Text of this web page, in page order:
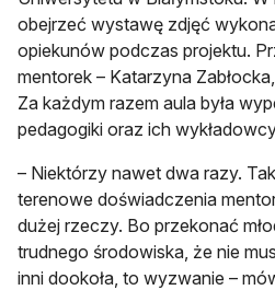
obejrzeć wystawę zdjęć
opiekunów podczas projektu.
mentorek – Katarzyna
Za każdym razem aula była
pedagogiki oraz ich
– Niektórzy nawet dwa razy.
terenowe doświadczenia
dużej rzeczy. Bo przekonać
trudnego środowiska, że nie
inni dookoła, to wyzwanie –